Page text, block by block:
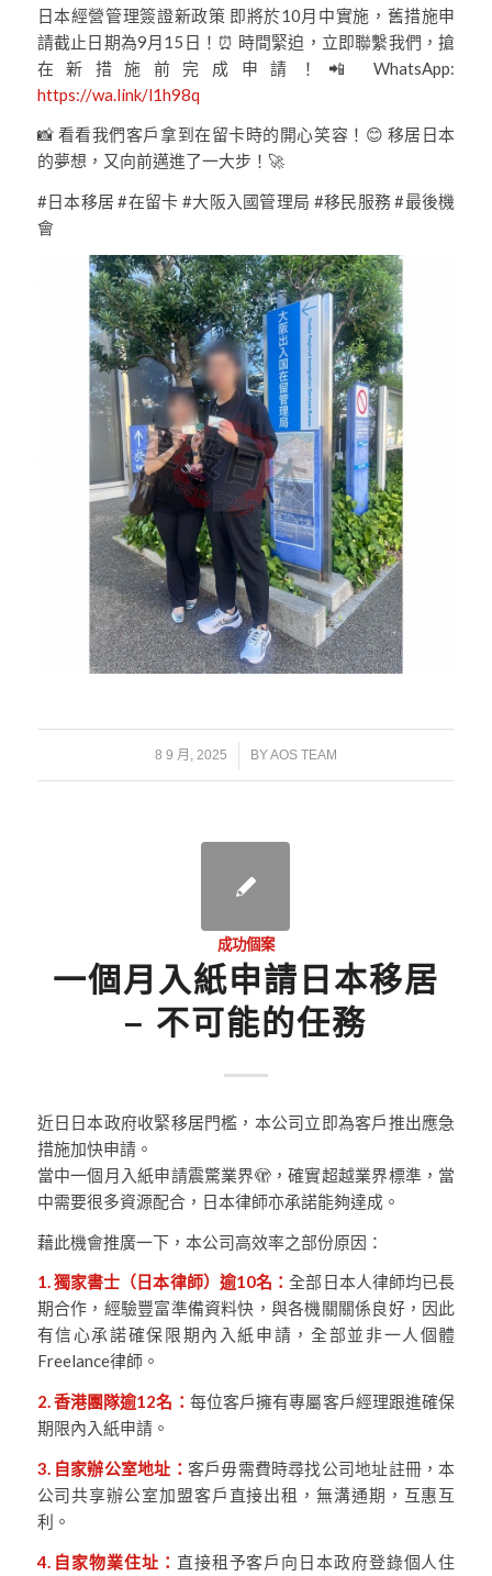
日本經營管理簽證新政策 即將於10月中實施，舊措施申
請截止日期為9月15日！⏰ 時間緊迫，立即聯繫我們，搶
在新措施前完成申請！📲 WhatsApp:
https://wa.link/l1h98q
📸 看看我們客戶拿到在留卡時的開心笑容！😊 移居日本
的夢想，又向前邁進了一大步！🚀
#日本移居 #在留卡 #大阪入國管理局 #移民服務 #最後機
會
8 9 月, 2025
/ BYAOS TEAM
成功個案
一個月入紙申請日本移居
– 不可能的任務
近日日本政府收緊移居門檻，本公司立即為客戶推出應急
措施加快申請。
當中一個月入紙申請震驚業界🫣，確實超越業界標準，當
中需要很多資源配合，日本律師亦承諾能夠達成。
藉此機會推廣一下，本公司高效率之部份原因：
1. 獨家書士（日本律師）逾10名：全部日本人律師均已長
期合作，經驗豐富準備資料快，與各機關關係良好，因此
有信心承諾確保限期內入紙申請，全部並非一人個體
Freelance律師。
2. 香港團隊逾12名： 每位客戶擁有專屬客戶經理跟進確保
期限內入紙申請。
3. 自家辦公室地址： 客戶毋需費時尋找公司地址註冊，本
公司共享辦公室加盟客戶直接出租，無溝通期，互惠互
利。
4. 自家物業住址： 直接租予客戶向日本政府登錄個人住